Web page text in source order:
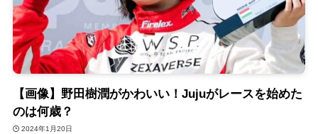
【画像】野田樹潤がかわいい！Jujuがレースを始めた
のは何歳？
2024年1月20日